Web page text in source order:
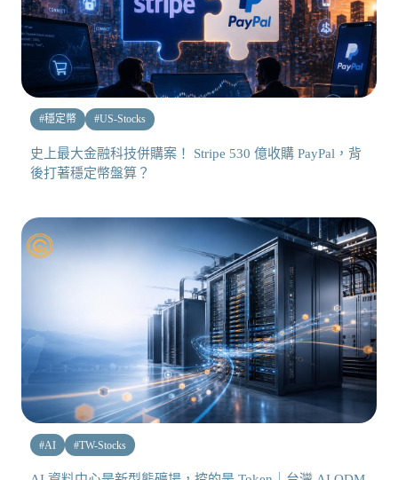
#穩定幣 #US-Stocks
史上最大金融科技併購案！ Stripe 530 億收購 PayPal，背
後打著穩定幣盤算？
#AI #TW-Stocks